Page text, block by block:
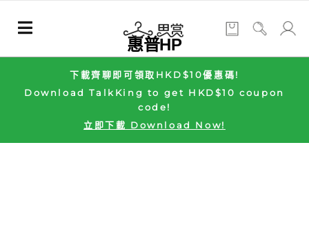
惠普HP
下載齊聊即可領取HKD$10優惠碼!
Download TalkKing to get HKD$10 coupon
code!
立即下載 Download Now!